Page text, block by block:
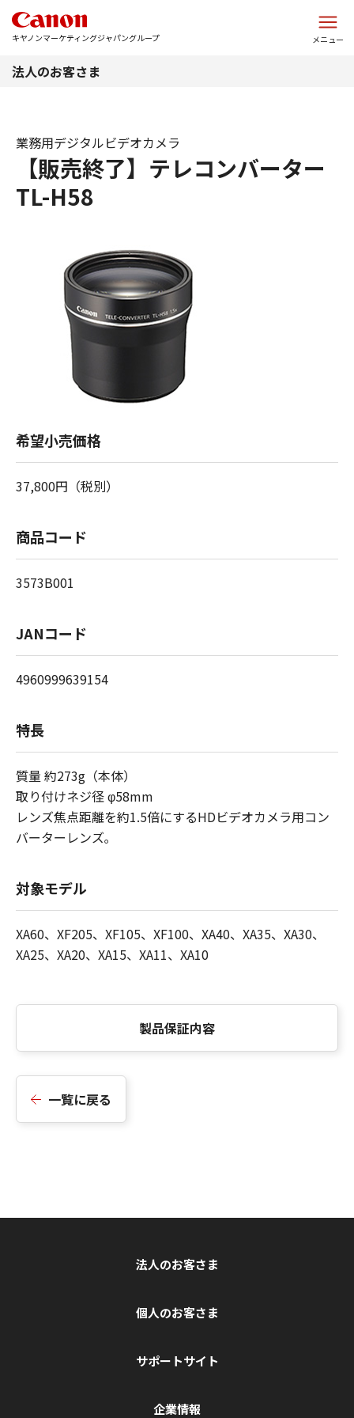
キヤノンマーケティングジャパングループ メニュー
法人のお客さま
【販売終了】テレコンバーター
TL-H58
業務用デジタルビデオカメラ
希望小売価格
37,800円（税別）
商品コード
3573B001
JANコード
4960999639154
特長
質量 約273g（本体）
取り付けネジ径 φ58mm
レンズ焦点距離を約1.5倍にするHDビデオカメラ用コン
バーターレンズ｡
対象モデル
XA60、XF205、XF105、XF100、XA40、XA35、XA30、
XA25、XA20、XA15、XA11、XA10
製品保証内容
一覧に戻る
法人のお客さま
個人のお客さま
サポートサイト
企業情報